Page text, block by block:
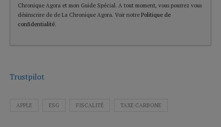
Chronique Agora et mon Guide Spécial. A tout moment, vous pourrez vous
désinscrire de de La Chronique Agora. Voir notre Politique de
confidentialité.
Trustpilot
APPLE ESG FISCALITÉ TAXE CARBONE